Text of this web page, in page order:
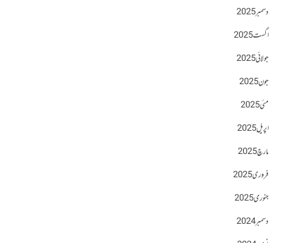
دسمبر 2025
اگست 2025
جولائی 2025
جون 2025
مئی 2025
اپریل 2025
مارچ 2025
فروری 2025
جنوری 2025
دسمبر 2024